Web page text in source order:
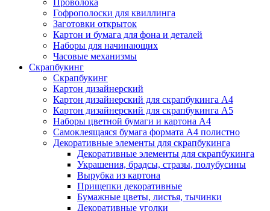
Проволока
Гофрополоски для квиллинга
Заготовки открыток
Картон и бумага для фона и деталей
Наборы для начинающих
Часовые механизмы
Скрапбукинг
Скрапбукинг
Картон дизайнерский
Картон дизайнерский для скрапбукинга А4
Картон дизайнерский для скрапбукинга А5
Наборы цветной бумаги и картона А4
Самоклеящаяся бумага формата А4 полистно
Декоративные элементы для скрапбукинга
Декоративные элементы для скрапбукинга
Украшения, брадсы, стразы, полубусины
Вырубка из картона
Прищепки декоративные
Бумажные цветы, листья, тычинки
Декоративные уголки